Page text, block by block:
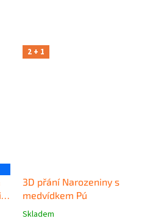
2 + 1
3D přání Narozeniny s
medvídkem Pú
Skladem